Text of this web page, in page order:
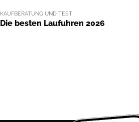
KAUFBERATUNG UND TEST
Die besten Laufuhren 2026